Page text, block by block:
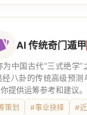
AI 传统奇门遁甲
中国古代“三式绝学
八卦的传统高级预测
提供运筹参考和建议。
策划 #事业抉择 #